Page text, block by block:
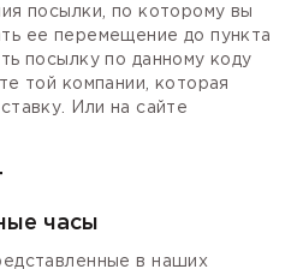
посылки, по которому вы
ее перемещение до пункта
посылку по данному коду
той компании, которая
Или на сайте
часы
в наших